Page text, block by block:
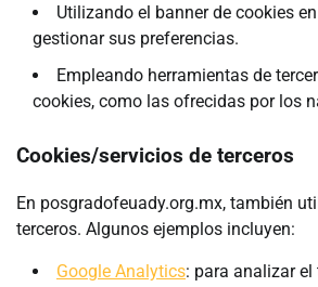
Utilizando el banner de cookies
gestionar sus preferencias.
Empleando herramientas de
cookies, como las ofrecidas por los
Cookies/servicios de terceros
En posgradofeuady.org.mx, también
terceros. Algunos ejemplos incluyen:
Google Analytics: para analizar